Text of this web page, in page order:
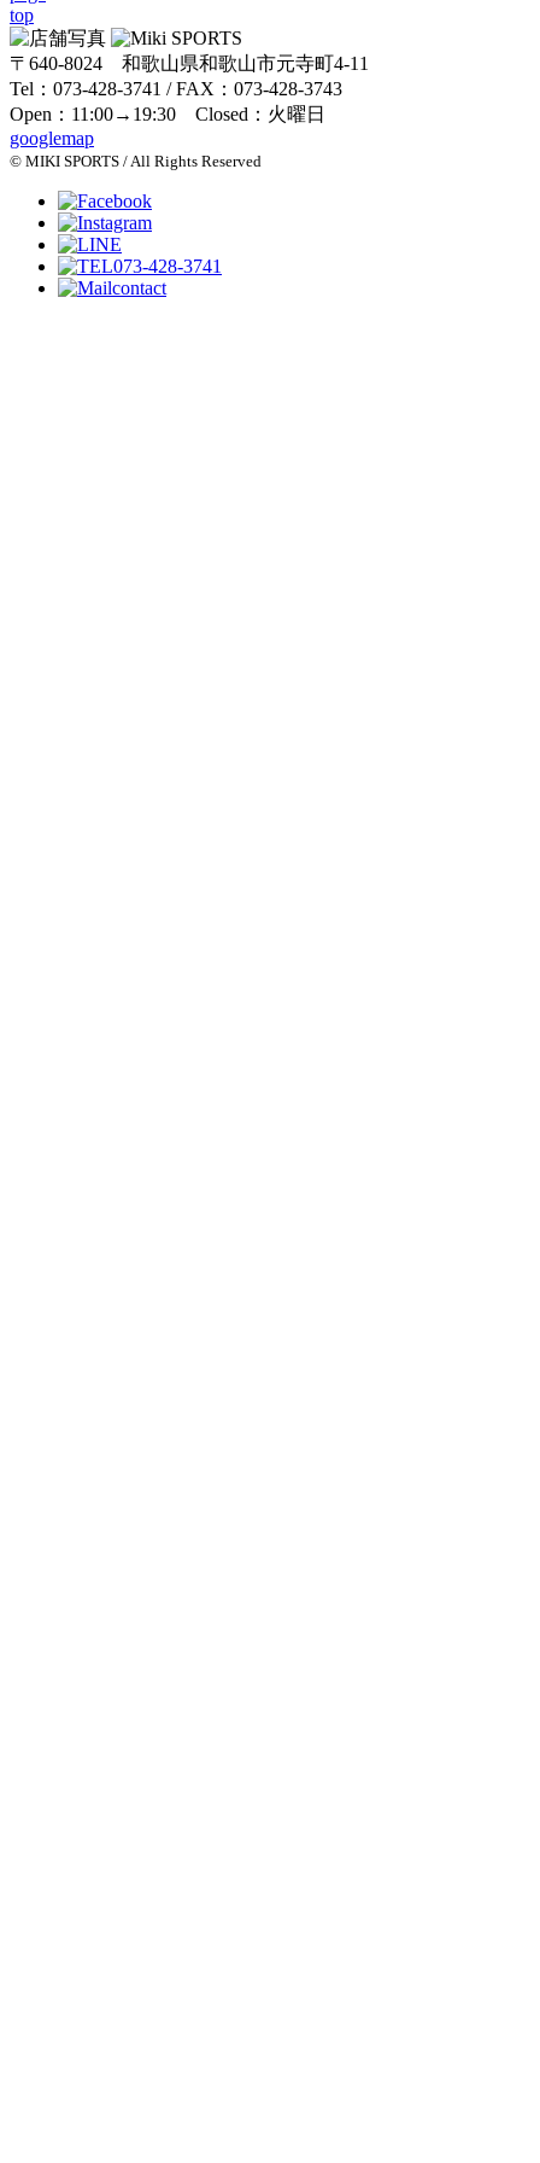
top
〒640-8024 和歌山県和歌山市元寺町4-11
Tel：073-428-3741 / FAX：073-428-3743
Open：11:00→19:30 Closed：火曜日
googlemap
© MIKI SPORTS / All Rights Reserved
073-428-3741
contact